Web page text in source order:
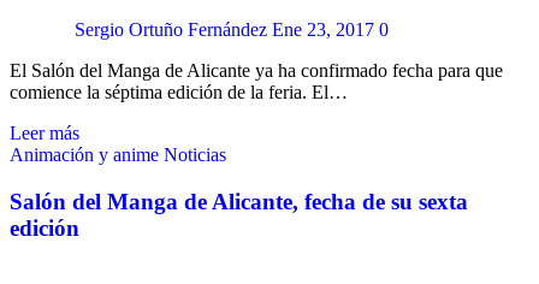
Sergio Ortuño Fernández Ene 23, 2017 0
El Salón del Manga de Alicante ya ha confirmado fecha para que
comience la séptima edición de la feria. El…
Leer más
Animación y anime Noticias
Salón del Manga de Alicante, fecha de su sexta
edición